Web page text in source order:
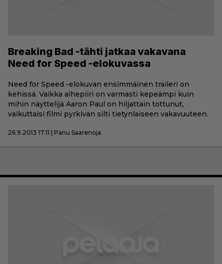
Breaking Bad -tähti jatkaa vakavana
Need for Speed -elokuvassa
Need for Speed -elokuvan ensimmäinen traileri on
kehissä. Vaikka aihepiiri on varmasti kepeämpi kuin
mihin näyttelijä Aaron Paul on hiljattain tottunut,
vaikuttaisi filmi pyrkivän silti tietynlaiseen vakavuuteen.
26.9.2013 17:11 | Panu Saarenoja